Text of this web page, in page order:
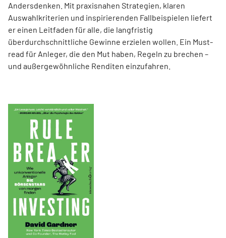
Andersdenken. Mit praxisnahen Strategien, klaren
Auswahlkriterien und inspirierenden Fallbeispielen liefert
er einen Leit­faden für alle, die langfristig
überdurchschnittliche Gewinne erzielen wollen. Ein Must-
read für Anleger, die den Mut haben, Regeln zu brechen –
und außergewöhnliche Renditen einzufahren.